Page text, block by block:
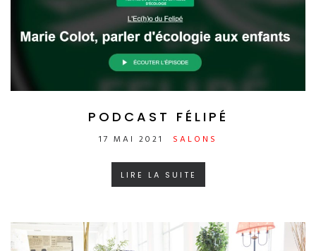
PODCAST FÉLIPÉ
17 MAI 2021 SALONS
LIRE LA SUITE